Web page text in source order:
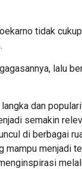
tidak
lalu
dan
semakin
di berbagai
menjadi